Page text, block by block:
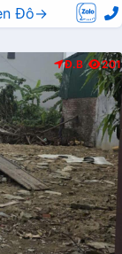
Đô→
Đ.B 201